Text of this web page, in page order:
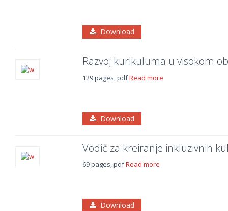
Download
Razvoj kurikuluma u visokom
129 pages, pdfRead more
Download
Vodič za kreiranje inkluzivnih
69 pages, pdfRead more
Download